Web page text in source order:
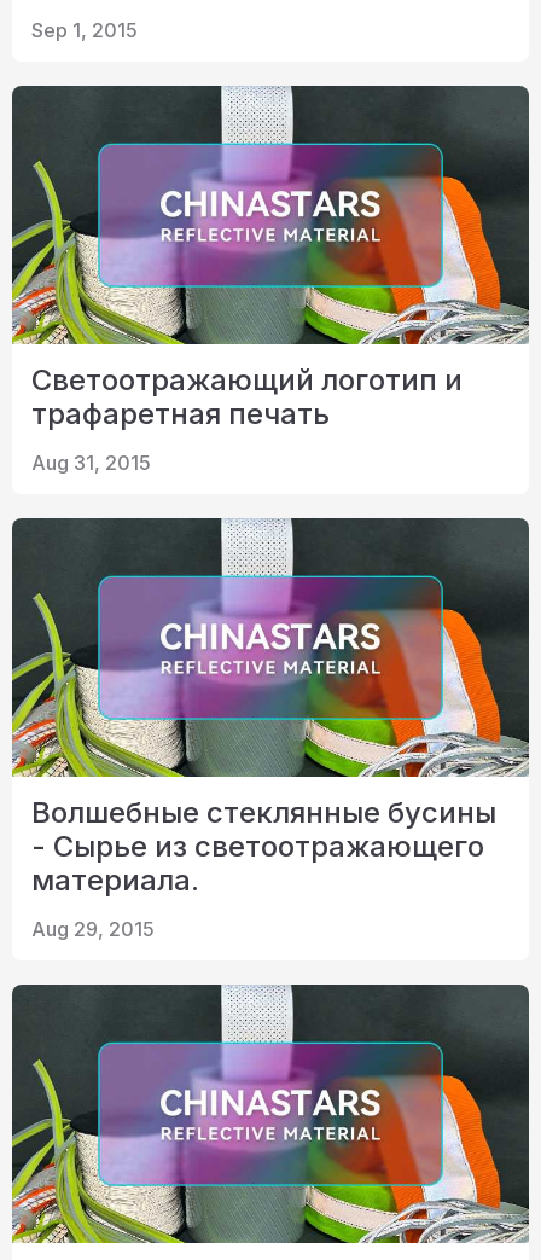
Sep 1, 2015
Светоотражающий логотип и
трафаретная печать
Aug 31, 2015
Волшебные стеклянные бусины
- Сырье из светоотражающего
материала.
Aug 29, 2015